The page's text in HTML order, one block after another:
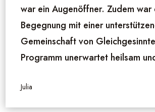
war ein Augenöffner. Zudem war
Begegnung mit einer
Gemeinschaft von
Programm unerwartet heilsam
Julia